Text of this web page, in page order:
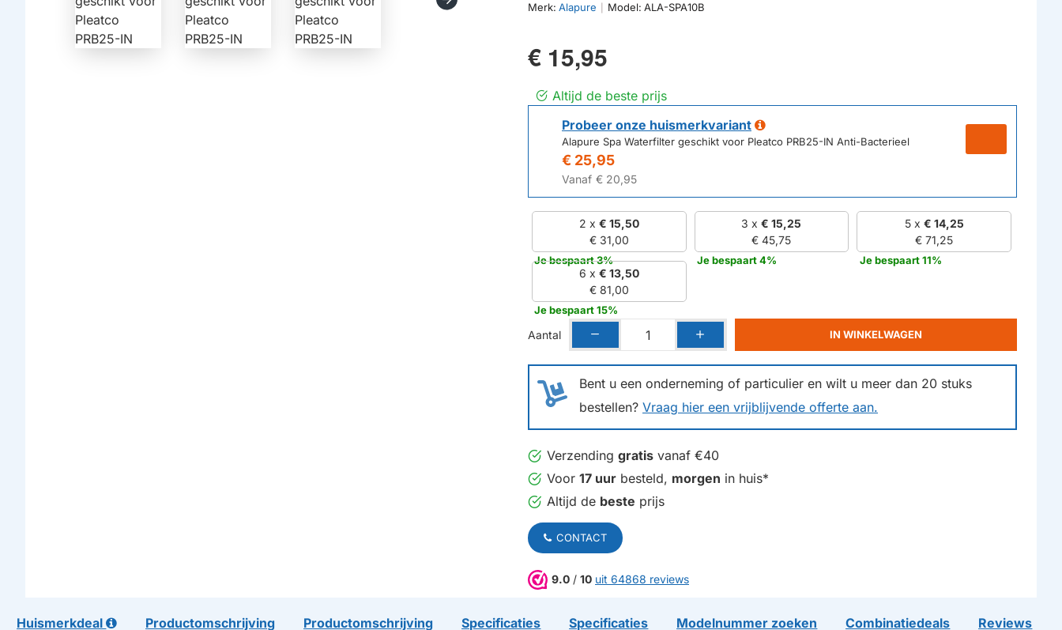
Merk: Alapure Model: ALA-SPA10B
€ 15,95
Altijd de beste prijs
Probeer onze huismerkvariant
Alapure Spa Waterfilter geschikt voor Pleatco PRB25-IN Anti-Bacterieel
€ 25,95
Vanaf € 20,95
2 x € 15,50
€ 31,00
Je bespaart 3%
3 x€ 15,25
€ 45,75
Je bespaart 4%
5 x € 14,25
€ 71,25
Je bespaart 11%
6 x € 13,50
€ 81,00
Je bespaart 15%
Bent u een onderneming of particulier en wilt u meer dan 20 stuks
bestellen? Vraag hier een vrijblijvende offerte aan.
Aantal IN WINKELWAGEN
Verzending gratis vanaf €40
Voor 17 uur besteld, morgen in huis*
Altijd de beste prijs
CONTACT
9.0 / 10 uit 64868 reviews
Huismerkdeal Productomschrijving Productomschrijving Specificaties Specificaties Modelnummer zoeken Combinatiedeals Reviews